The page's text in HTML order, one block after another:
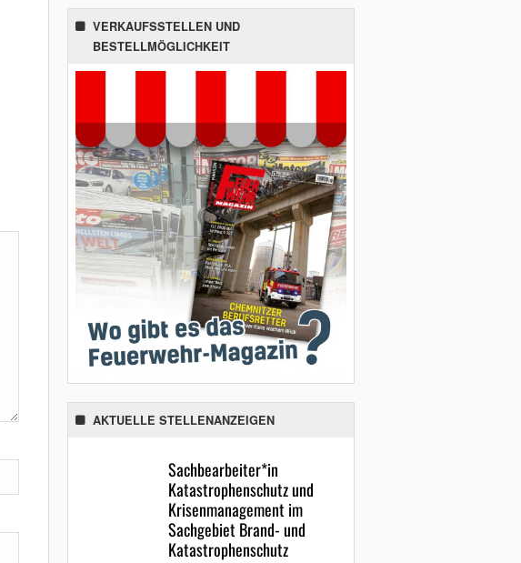
VERKAUFSSTELLEN UND
BESTELLMÖGLICHKEIT
AKTUELLE STELLENANZEIGEN
Sachbearbeiter*in
Katastrophenschutz und
Krisenmanagement im
Sachgebiet Brand- und
Katastrophenschutz